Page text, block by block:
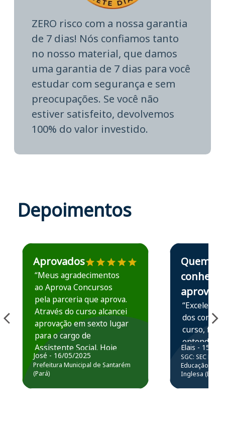
ZERO risco com a nossa garantia
de 7 dias! Nós confiamos tanto
no nosso material, que damos
uma garantia de 7 dias para você
estudar com segurança e sem
preocupações. Se você não
estiver satisfeito, devolvemos
100% do valor investido.
Depoimentos
Estudante José recomenda o Aprova Concursos em
Aprovados
“Meus agradecimentos
ao Aprova Concursos
pela parceria que aprova.
Através do curso alcancei
aprovação em sexto lugar
para o cargo de
Assistente Social. Hoje
estou atuando na
Prefeitura de Santarém.
José - 16/05/2025
Prefeitura Municipal de Santarém
(Pará)
Estudante Elais
Quem
conhece,
aprova
“Excelente
dos
curso,
entender e
prática
resolução
questões.”
Elais - 15/07/
SGC: SEC BA
Educação
Inglesa (Edital